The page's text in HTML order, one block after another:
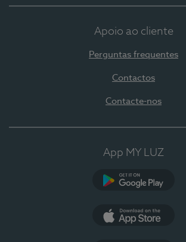
Apoio ao cliente
Perguntas frequentes
Contactos
Contacte-nos
App MY LUZ